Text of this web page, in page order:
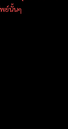
พย์นั้นๆ